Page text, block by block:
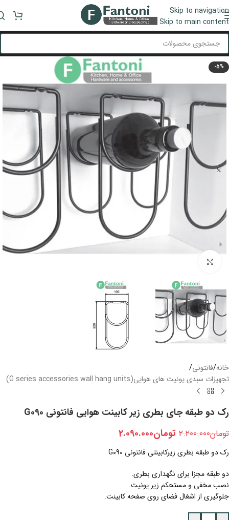
Skip to navigation
Skip to main content
منو
-5%
خانه/فانتونی/
تجهیزات سبدی یونیت های هوایی(G series accessories wall hang units)
رک دو طبقه جای بطری زیر کابینت هوایی فانتونی G090
تومان2.200.000 تومان2.090.000
رک دو طبقه بطری زیرکابینتی فانتونی G090
دو طبقه مجزا برای نگهداری بطری.
نصب مخفی و مستحکم زیر یونیت.
جلوگیری از اشغال فضای روی صفحه کابینت.